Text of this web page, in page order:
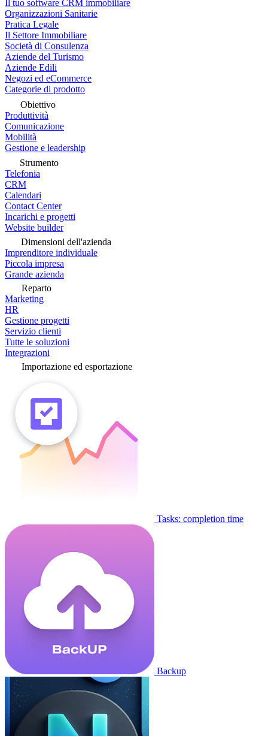
Il tuo software CRM immobiliare
Organizzazioni Sanitarie
Pratica Legale
Il Settore Immobiliare
Società di Consulenza
Aziende del Turismo
Aziende Edili
Negozi ed eCommerce
Categorie di prodotto
Obiettivo
Produttività
Comunicazione
Mobilità
Gestione e leadership
Strumento
Telefonia
CRM
Calendari
Contact Center
Incarichi e progetti
Website builder
Dimensioni dell'azienda
Imprenditore individuale
Piccola impresa
Grande azienda
Reparto
Marketing
HR
Gestione progetti
Servizio clienti
Tutte le soluzioni
Integrazioni
Importazione ed esportazione
Tasks: completion time
Backup